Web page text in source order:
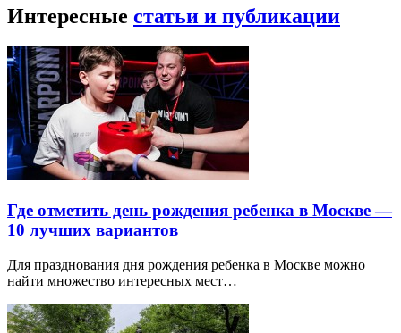
Интересные статьи и публикации
Где отметить день рождения ребенка в Москве —
10 лучших вариантов
Для празднования дня рождения ребенка в Москве можно
найти множество интересных мест…